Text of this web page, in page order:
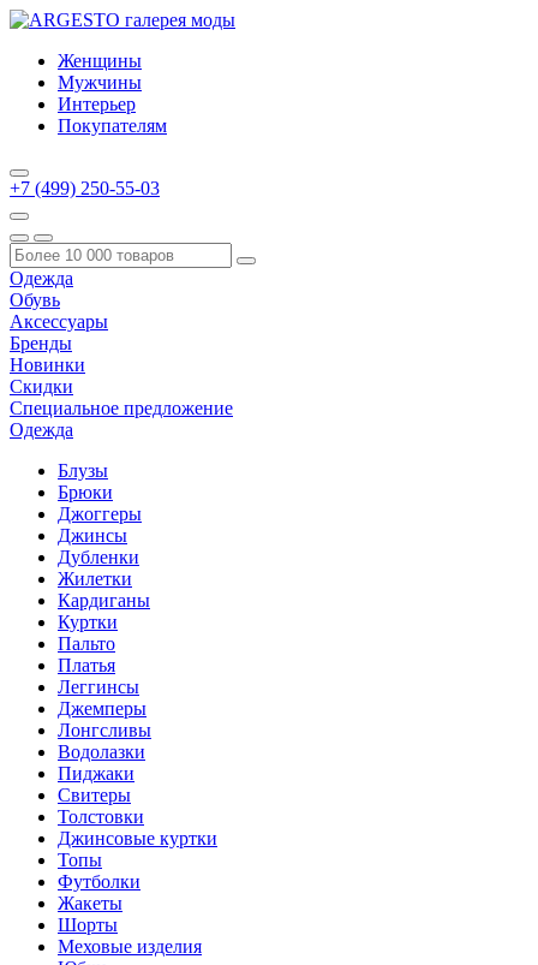
Женщины
Мужчины
Интерьер
Покупателям
+7 (499) 250-55-03
Одежда
Обувь
Аксессуары
Бренды
Новинки
Скидки
Специальное предложение
Одежда
Блузы
Брюки
Джоггеры
Джинсы
Дубленки
Жилетки
Кардиганы
Куртки
Пальто
Платья
Леггинсы
Джемперы
Лонгсливы
Водолазки
Пиджаки
Свитеры
Толстовки
Джинсовые куртки
Топы
Футболки
Жакеты
Шорты
Меховые изделия